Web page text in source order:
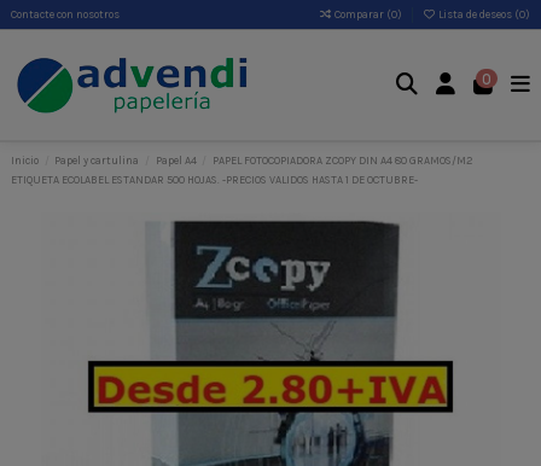
Contacte con nosotros Comparar (0) Lista de deseos (0)
0
Inicio Papel y cartulina Papel A4
PAPEL FOTOCOPIADORA ZCOPY DIN A4 80 GRAMOS/M2
ETIQUETA ECOLABEL ESTANDAR 500 HOJAS. -PRECIOS VALIDOS HASTA 1 DE OCTUBRE-